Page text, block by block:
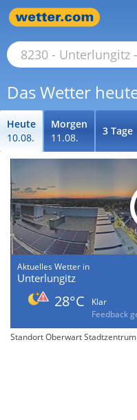
Das Wetter
Heute
10.08.
Morgen
11.08.
3 Tage
Aktuelles Wetter in
Unterlungitz
28°C
Klar
Feedback
Standort Oberwart Stadtzentrum